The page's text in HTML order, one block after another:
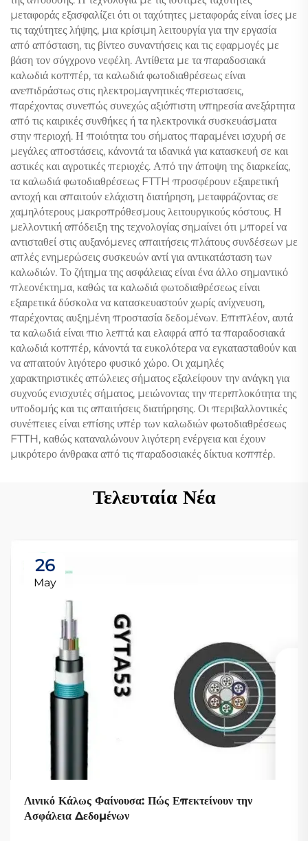
μεταφοράς εξασφαλίζει ότι οι ταχύτητες μεταφοράς είναι ίσες με
τις ταχύτητες λήψης, μια κρίσιμη λειτουργία για την εργασία
από απόσταση, τις βίντεο συναντήσεις και τις εφαρμογές με
βάση τον σύγχρονο νεφέλη. Αντίθετα με τα παραδοσιακά
καλωδιά κοππέρ, τα καλωδιά φωτοδιαθρέσεως είναι
ανεπιδράστως στις ηλεκτρομαγνητικές περιστασεις,
παρέχοντας συνεπώς συνεχώς αξιόπιστη υπηρεσία ανεξάρτητα
από τις καιρικές συνθήκες ή τα ηλεκτρονικά συσκευάσματα
στην περιοχή. Η ποιότητα του σήματος παραμένει ισχυρή σε
μεγάλες αποστάσεις, κάνοντά τα ιδανικά για κατασκευή σε και
αστικές και αγροτικές περιοχές. Από την άποψη της διαρκείας,
τα καλωδιά φωτοδιαθρέσεως FTTH προσφέρουν εξαιρετική
αντοχή και απαιτούν ελάχιστη διατήρηση, μεταφράζοντας σε
χαμηλότερους μακροπρόθεσμους λειτουργικούς κόστους. Η
μελλοντική απόδειξη της τεχνολογίας σημαίνει ότι μπορεί να
αντισταθεί στις αυξανόμενες απαιτήσεις πλάτους συνδέσεων με
απλές ενημερώσεις συσκευών αντί για αντικατάσταση των
καλωδιών. Το ζήτημα της ασφάλειας είναι ένα άλλο σημαντικό
πλεονέκτημα, καθώς τα καλωδιά φωτοδιαθρέσεως είναι
εξαιρετικά δύσκολα να κατασκευαστούν χωρίς ανίχνευση,
παρέχοντας αυξημένη προστασία δεδομένων. Επιπλέον, αυτά
τα καλωδιά είναι πιο λεπτά και ελαφρά από τα παραδοσιακά
καλωδιά κοππέρ, κάνοντά τα ευκολότερα να εγκατασταθούν και
να απαιτούν λιγότερο φυσικό χώρο. Οι χαμηλές
χαρακτηριστικές απώλειες σήματος εξαλείφουν την ανάγκη για
συχνούς ενισχυτές σήματος, μειώνοντας την περιπλοκότητα της
υποδομής και τις απαιτήσεις διατήρησης. Οι περιβαλλοντικές
συνέπειες είναι επίσης υπέρ των καλωδιών φωτοδιαθρέσεως
FTTH, καθώς καταναλώνουν λιγότερη ενέργεια και έχουν
μικρότερο άνθρακα από τις παραδοσιακές δίκτυα κοππέρ.
Τελευταία Νέα
26
May
Λινικό Κάλως Φαίνουσα: Πώς Επεκτείνουν την
Ασφάλεια Δεδομένων